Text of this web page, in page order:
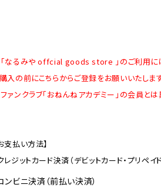
なるみや offcial goods store 」のご利用に
入の前にこちらからご登録をお願いいたします
ァンクラブ「おねんねアカデミー」の会員と
支払い方法】
レジットカード決済（デビットカード・プリペイ
ンビニ決済（前払い決済）